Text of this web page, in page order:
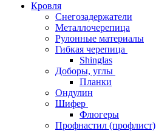
Кровля
Снегозадержатели
Металлочерепица
Рулонные материалы
Гибкая черепица
Shinglas
Доборы, углы
Планки
Ондулин
Шифер
Флюгеры
Профнастил (профлист)